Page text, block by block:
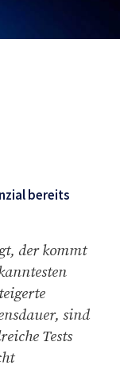
bereits
der kommt
sind
Tests